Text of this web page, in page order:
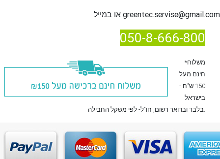
greentec.servise@gmail.com
050-8-666-800
*משלוח
חינם מעל
150 ש"ח -
בישראל
בלבדובדואר רשום , חו"ל- לפי משקל החבילה.